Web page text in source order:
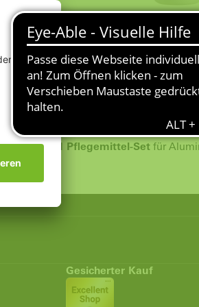
ist eine optimale Pflege von Schüco
Elementen benötigt wird: eine
und Pflegemittel-Set für
Gesicherter Kauf